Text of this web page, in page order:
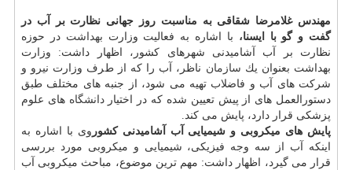
مهندس غلامرضا شقاقی به مناسبت روز جهانی نظارت بر آب در
گفت و گو با ایسنا، با اشاره به فعالیت وزارت بهداشت در حوزه
نظارت بر آب آشامیدنی شهرهای كشور، اظهار داشت: وزارت
بهداشت بعنوان یك سازمان ناظر، آب را كه از طرف وزارت نیرو و
شركت های آب و فاضلاب تهیه می شود، از جنبه های مختلف طبق
دستورالعمل های از پیش تعیین شده كه در اختیاردانشگاه های علوم
پزشكی قرار دارد، پایش می كند.
پایش های میكروبی و شیمیایی آب آشامیدنی كشور وی با اشاره به
اینكه آب از سه وجه فیزیكی، شیمیایی و میكروبی مورد بررسی
قرار می گیرد، اظهار داشت: مهم ترین موضوع، مباحث میكروبی آب